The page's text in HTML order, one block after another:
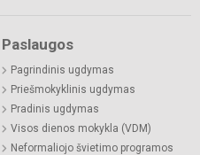
Paslaugos
Pagrindinis ugdymas
Priešmokyklinis ugdymas
Pradinis ugdymas
Visos dienos mokykla (VDM)
Neformaliojo švietimo programos